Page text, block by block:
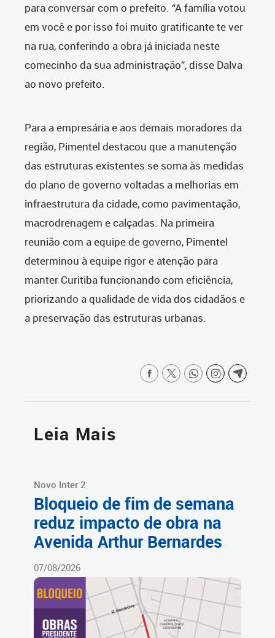
para conversar com o prefeito. “A família votou
em você e por isso foi muito gratificante te ver
na rua, conferindo a obra já iniciada neste
comecinho da sua administração”, disse Dalva
ao novo prefeito.
Para a empresária e aos demais moradores da
região, Pimentel destacou que a manutenção
das estruturas existentes se soma às medidas
do plano de governo voltadas a melhorias em
infraestrutura da cidade, como pavimentação,
macrodrenagem e calçadas. Na primeira
reunião com a equipe de governo, Pimentel
determinou à equipe rigor e atenção para
manter Curitiba funcionando com eficiência,
priorizando a qualidade de vida dos cidadãos e
a preservação das estruturas urbanas.
Leia Mais
Novo Inter 2
Bloqueio de fim de semana
reduz impacto de obra na
Avenida Arthur Bernardes
07/08/2026